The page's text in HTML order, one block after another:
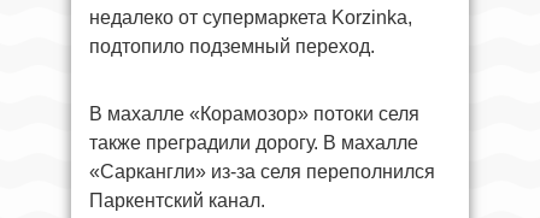
недалеко от супермаркета Korzinka,
подтопило подземный переход.
В махалле «Корамозор» потоки селя
также преградили дорогу. В махалле
«Саркангли» из-за селя переполнился
Паркентский канал.